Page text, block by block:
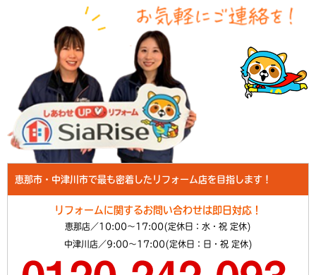
恵那市・中津川市で最も密着したリフォーム店を目指します！
リフォームに関するお問い合わせは即日対応！
恵那店／10:00～17:00(定休日：水・祝 定休)
中津川店／9:00～17:00(定休日：日・祝 定休)